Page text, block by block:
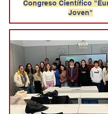
Congreso Científico
Joven"